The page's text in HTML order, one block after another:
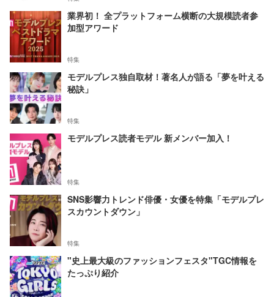
業界初！ 全プラットフォーム横断の大規模読者参
加型アワード
特集
モデルプレス独自取材！著名人が語る「夢を叶える
秘訣」
特集
モデルプレス読者モデル 新メンバー加入！
特集
SNS影響力トレンド俳優・女優を特集「モデルプレ
スカウントダウン」
特集
"史上最大級のファッションフェスタ"TGC情報を
たっぷり紹介